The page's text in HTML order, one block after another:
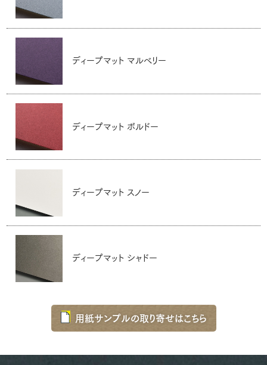
ディープマット マルベリー
ディープマット ボルドー
ディープマット スノー
ディープマット シャドー
用紙サンプルの取り寄せはこちら